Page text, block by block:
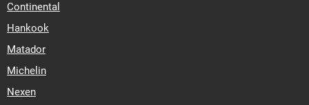
Continental
Hankook
Matador
Michelin
Nexen